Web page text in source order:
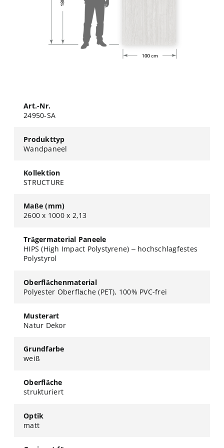
Art.-Nr.
24950-SA
Produkttyp
Wandpaneel
Kollektion
STRUCTURE
Maße (mm)
2600 x 1000 x 2,13
Trägermaterial Paneele
HIPS (High Impact Polystyrene) – hochschlagfestes
Polystyrol
Oberflächenmaterial
Polyester Oberfläche (PET), 100% PVC-frei
Musterart
Natur Dekor
Grundfarbe
weiß
Oberfläche
strukturiert
Optik
matt